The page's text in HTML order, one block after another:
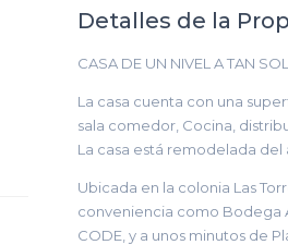
Detalles de la
CASA DE UN NIVEL A TAN
La casa cuenta con una
sala comedor, Cocina,
La casa está remodelada
Ubicada en la colonia Las
conveniencia como Bodega
CODE, y a unos minutos de